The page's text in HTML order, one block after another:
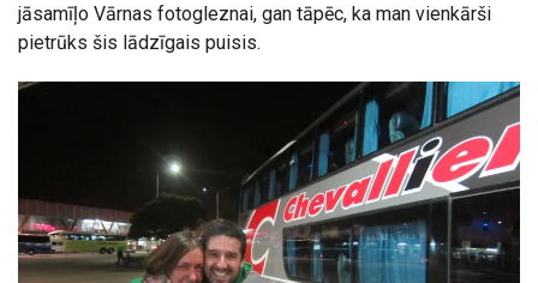
jāsamīļo Vārnas fotogleznai, gan tāpēc, ka man vienkārši
pietrūks šis lādzīgais puisis.